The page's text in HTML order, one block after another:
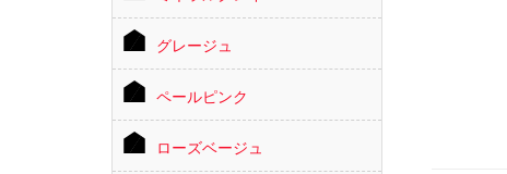
グレージュ
ペールピンク
ローズベージュ